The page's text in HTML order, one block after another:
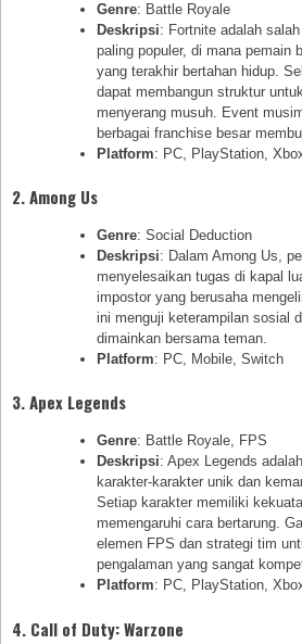
Genre: Battle Royale
Deskripsi: Fortnite adalah
paling populer, di mana pemain
yang terakhir bertahan hidup.
dapat membangun struktur
menyerang musuh. Event
berbagai franchise besar
Platform: PC, PlayStation,
2.Among Us
Genre: Social Deduction
Deskripsi: Dalam Among Us,
menyelesaikan tugas di kapal
impostor yang berusaha
ini menguji keterampilan sosial
dimainkan bersama teman.
Platform: PC, Mobile, Switch
3.Apex Legends
Genre: Battle Royale, FPS
Deskripsi: Apex Legends
karakter-karakter unik dan
Setiap karakter memiliki
memengaruhi cara bertarung.
elemen FPS dan strategi tim
pengalaman yang sangat
Platform: PC, PlayStation,
4. Call of Duty: Warzone